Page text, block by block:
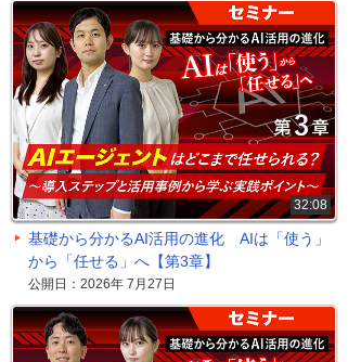
32:08
基礎から分かるAI活用の進化 AIは「使う」
から「任せる」へ【第3章】
公開日：2026年 7月27日